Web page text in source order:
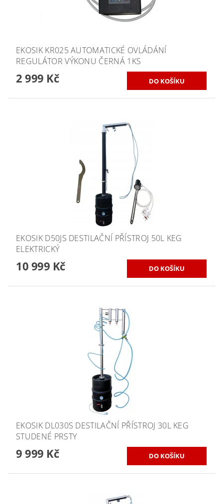
EKOSIK KR025 AUTOMATICKÉ OVLÁDÁNÍ
REGULÁTOR VÝKONU ČERNÁ 1KS
2 999 Kč
EKOSIK D50JS DESTILAČNÍ PŘÍSTROJ 50L KEG
ELEKTRICKÝ
10 999 Kč
EKOSIK DL030S DESTILAČNÍ PŘÍSTROJ 30L KEG
STUDENÉ PRSTY
9 999 Kč